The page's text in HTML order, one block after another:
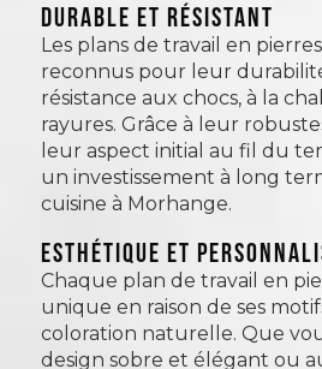
Durable et résistant
Les plans de travail en
reconnus pour leur
résistance aux chocs, à la
rayures. Grâce à leur
leur aspect initial au fil du
un investissement à long
cuisine à Morhange.
Esthétique et
Chaque plan de travail en
unique en raison de ses
coloration naturelle. Que
design sobre et élégant ou